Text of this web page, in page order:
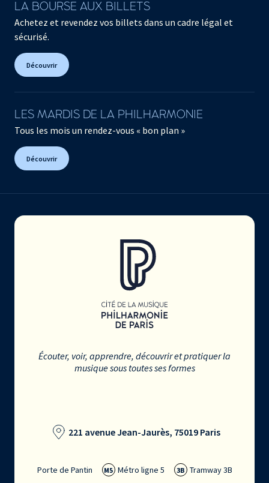
LA BOURSE AUX BILLETS
Achetez et revendez vos billets dans un cadre légal et
sécurisé.
Découvrir
LES MARDIS DE LA PHILHARMONIE
Tous les mois un rendez-vous « bon plan »
Découvrir
Écouter, voir, apprendre, découvrir et pratiquer la
musique sous toutes ses formes
221 avenue Jean-Jaurès, 75019 Paris
Porte de Pantin M5 Métro ligne 5 3B Tramway 3B